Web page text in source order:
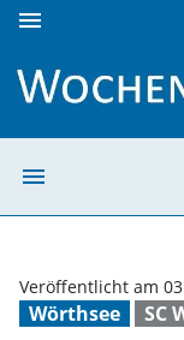
menu
menu
Wörthsee SC
Veröffentlicht am